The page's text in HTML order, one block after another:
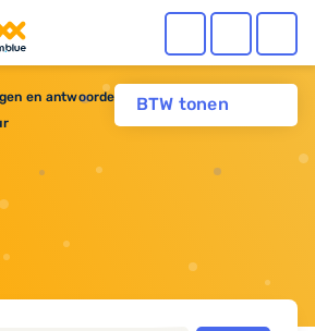
BTW tonen
en antwoorden
Webhosting